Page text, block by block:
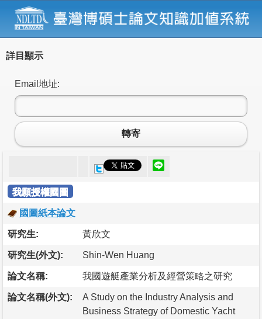
詳目顯示
Email地址:
轉寄
我願授權國圖
國圖紙本論文
研究生: 黃欣文
研究生(外文): Shin-Wen Huang
論文名稱: 我國遊艇產業分析及經營策略之研究
論文名稱(外文):
A Study on the Industry Analysis and
Business Strategy of Domestic Yacht